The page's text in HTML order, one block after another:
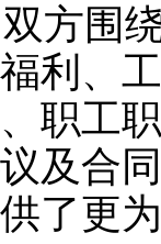
方围
利、
职工
及合
了更